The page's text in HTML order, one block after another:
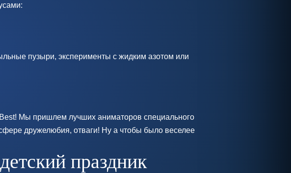
пузыри, эксперименты с жидким азотом или
Мы пришлем лучших аниматоров специального
дружелюбия, отваги! Ну а чтобы было веселее
праздник